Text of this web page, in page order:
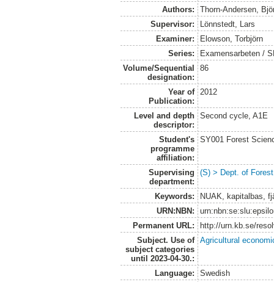
Authors:
Thorn-Andersen,
Supervisor:
Lönnstedt, Lars
Examiner:
Elowson, Torbjörn
Series:
Examensarbeten /
Volume/Sequential
designation:
86
Year of
Publication:
2012
Level and depth
descriptor:
Second cycle, A1E
Student's
programme
affiliation:
SY001 Forest
Supervising
department:
(S) > Dept. of
Keywords:
NUAK, kapitalbas,
URN:NBN:
Permanent URL:
http://urn.kb.se/
Subject. Use of
subject categories
until 2023-04-30.:
Agricultural
Language:
Swedish